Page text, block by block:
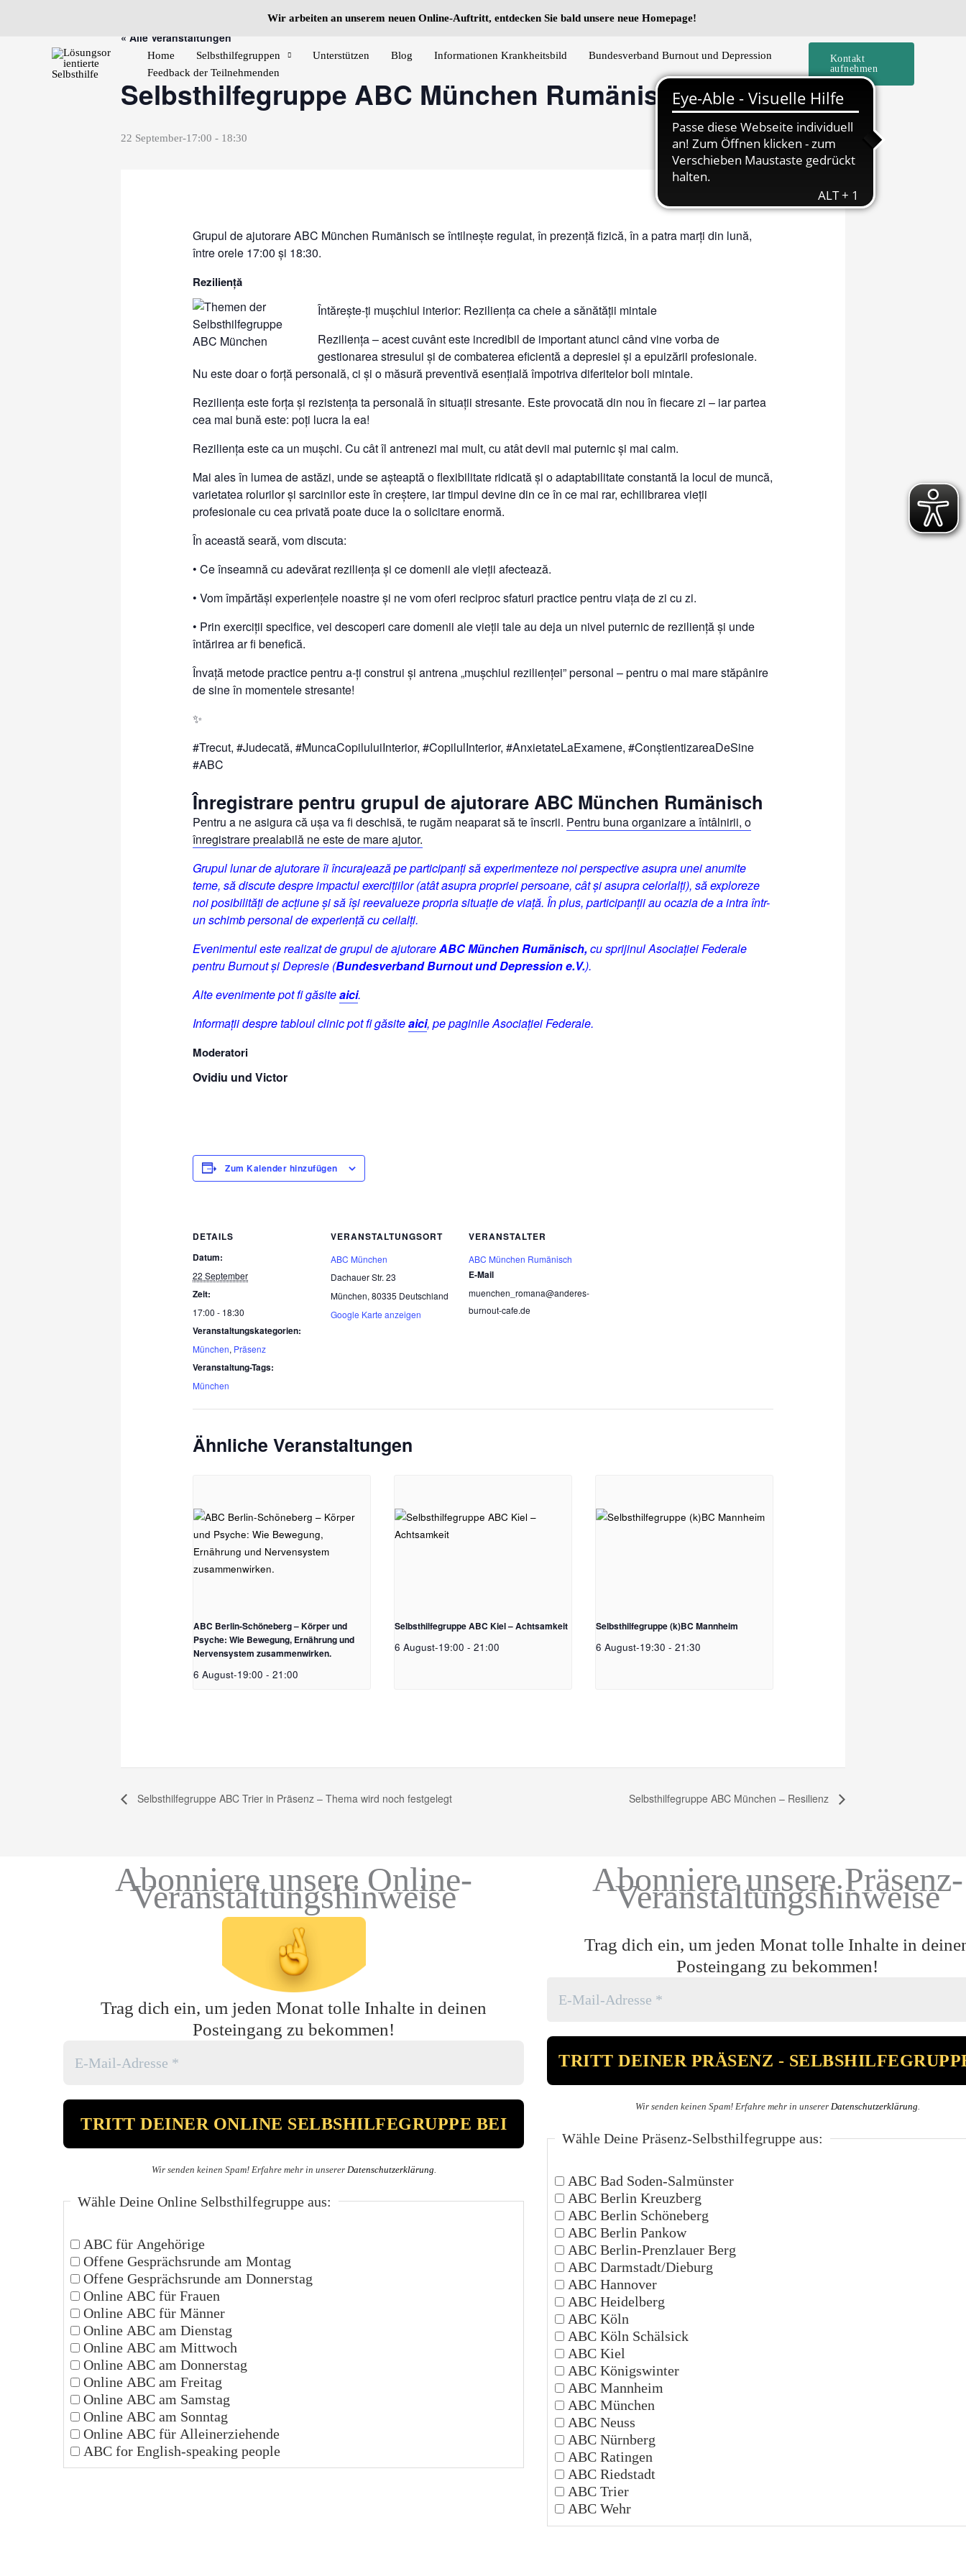
Wir arbeiten an unserem neuen Online-Auftritt, entdecken Sie bald unsere neue Homepage!
Home Selbsthilfegruppen Unterstützen Blog Informationen Krankheitsbild
Bundesverband Burnout und Depression
Feedback der Teilnehmenden
Kontakt
aufnehmen
« Alle Veranstaltungen
Selbsthilfegruppe ABC München Rumänisch – Reziliență
22 September-17:00 - 18:30
Grupul de ajutorare ABC München Rumänisch se întilnește regulat, în prezență fizică, în a patra marți din lună,
între orele 17:00 și 18:30.
Reziliență
Întărește-ți mușchiul interior: Reziliența ca cheie a sănătății mintale
Reziliența – acest cuvânt este incredibil de important atunci când vine vorba de
gestionarea stresului și de combaterea eficientă a depresiei și a epuizării profesionale.
Nu este doar o forță personală, ci și o măsură preventivă esențială împotriva diferitelor boli mintale.
Reziliența este forța și rezistența ta personală în situații stresante. Este provocată din nou în fiecare zi – iar partea
cea mai bună este: poți lucra la ea!
Reziliența este ca un mușchi. Cu cât îl antrenezi mai mult, cu atât devii mai puternic și mai calm.
Mai ales în lumea de astăzi, unde se așteaptă o flexibilitate ridicată și o adaptabilitate constantă la locul de muncă,
varietatea rolurilor și sarcinilor este în creștere, iar timpul devine din ce în ce mai rar, echilibrarea vieții
profesionale cu cea privată poate duce la o solicitare enormă.
În această seară, vom discuta:
• Ce înseamnă cu adevărat reziliența și ce domenii ale vieții afectează.
• Vom împărtăși experiențele noastre și ne vom oferi reciproc sfaturi practice pentru viața de zi cu zi.
• Prin exerciții specifice, vei descoperi care domenii ale vieții tale au deja un nivel puternic de reziliență și unde
întărirea ar fi benefică.
Învață metode practice pentru a-ți construi și antrena „mușchiul rezilienței” personal – pentru o mai mare stăpânire
de sine în momentele stresante!
✨
#Trecut, #Judecată, #MuncaCopiluluiInterior, #CopilulInterior, #AnxietateLaExamene, #ConștientizareaDeSine
#ABC
Înregistrare pentru grupul de ajutorare ABC München Rumänisch
Pentru a ne asigura că ușa va fi deschisă, te rugăm neaparat să te înscrii. Pentru buna organizare a întâlnirii, o
înregistrare prealabilă ne este de mare ajutor.
Grupul lunar de ajutorare îi încurajează pe participanți să experimenteze noi perspective asupra unei anumite
teme, să discute despre impactul exercițiilor (atât asupra propriei persoane, cât și asupra celorlalți), să exploreze
noi posibilități de acțiune și să își reevalueze propria situație de viață. În plus, participanții au ocazia de a intra într-
un schimb personal de experiență cu ceilalți.
Evenimentul este realizat de grupul de ajutorareABC München Rumänisch,cu sprijinul Asociației Federale
pentru Burnout și Depresie (Bundesverband Burnout und Depression e.V.).
Alte evenimente pot fi găsiteaici.
Informații despre tabloul clinic pot fi găsiteaici, pe paginile Asociației Federale.
Moderatori
Ovidiu und Victor
Zum Kalender hinzufügen
DETAILS
Datum:
22 September
Zeit:
17:00 - 18:30
Veranstaltungskategorien:
München, Präsenz
Veranstaltung-Tags:
München
VERANSTALTUNGSORT
ABC München
Dachauer Str. 23
München, 80335 Deutschland
Google Karte anzeigen
VERANSTALTER
ABC München Rumänisch
E-Mail
muenchen_romana@anderes-
burnout-cafe.de
Ähnliche Veranstaltungen
ABC Berlin-Schöneberg – Körper und
Psyche: Wie Bewegung, Ernährung und
Nervensystem zusammenwirken.
6 August-19:00 - 21:00
Selbsthilfegruppe ABC Kiel – Achtsamkeit
6 August-19:00 - 21:00
Selbsthilfegruppe (k)BC Mannheim
6 August-19:30 - 21:30
Selbsthilfegruppe ABC Trier in Präsenz – Thema wird noch festgelegt Selbsthilfegruppe ABC München – Resilienz
Abonniere unsere Online-
Veranstaltungshinweise
Trag dich ein, um jeden Monat tolle Inhalte in deinen
Posteingang zu bekommen!
Wir senden keinen Spam! Erfahre mehr in unserer Datenschutzerklärung
Wähle Deine Online Selbsthilfegruppe aus:
ABC für Angehörige
Offene Gesprächsrunde am Montag
Offene Gesprächsrunde am Donnerstag
Online ABC für Frauen
Online ABC für Männer
Online ABC am Dienstag
Online ABC am Mittwoch
Online ABC am Donnerstag
Online ABC am Freitag
Online ABC am Samstag
Online ABC am Sonntag
Online ABC für Alleinerziehende
ABC for English-speaking people
Abonniere unsere Präsenz-
Veranstaltungshinweise
Trag dich ein, um jeden Monat tolle Inhalte in
Posteingang zu bekommen!
Wir senden keinen Spam! Erfahre mehr in unserer Datenschutzerklärung.
Wähle Deine Präsenz-Selbsthilfegruppe aus:
ABC Bad Soden-Salmünster
ABC Berlin Kreuzberg
ABC Berlin Schöneberg
ABC Berlin Pankow
ABC Berlin-Prenzlauer Berg
ABC Darmstadt/Dieburg
ABC Hannover
ABC Heidelberg
ABC Köln
ABC Köln Schälsick
ABC Kiel
ABC Königswinter
ABC Mannheim
ABC München
ABC Neuss
ABC Nürnberg
ABC Ratingen
ABC Riedstadt
ABC Trier
ABC Wehr